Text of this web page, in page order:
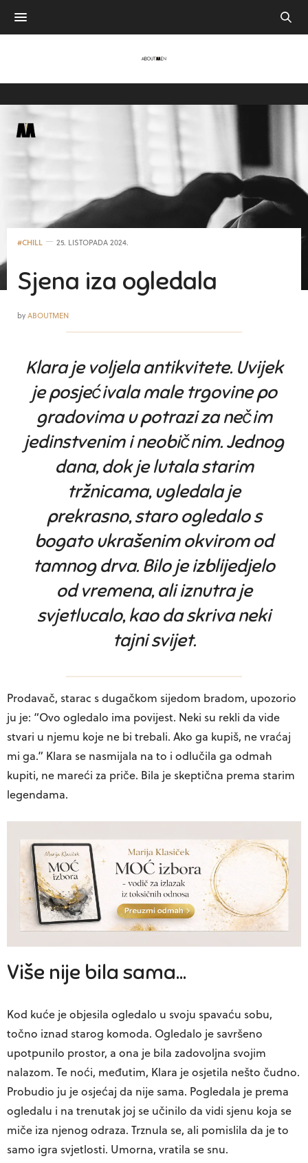
#CHILL 25. LISTOPADA 2024.
Sjena iza ogledala
byABOUTMEN
Klara je voljela antikvitete. Uvijek
je posjećivala male trgovine po
gradovima u potrazi za nečim
jedinstvenim i neobičnim. Jednog
dana, dok je lutala starim
tržnicama, ugledala je
prekrasno, staro ogledalo s
bogato ukrašenim okvirom od
tamnog drva. Bilo je izblijedjelo
od vremena, ali iznutra je
svjetlucalo, kao da skriva neki
tajni svijet.
Prodavač, starac s dugačkom sijedom bradom, upozorio
ju je: “Ovo ogledalo ima povijest. Neki su rekli da vide
stvari u njemu koje ne bi trebali. Ako ga kupiš, ne vraćaj
mi ga.” Klara se nasmijala na to i odlučila ga odmah
kupiti, ne mareći za priče. Bila je skeptična prema starim
legendama.
Više nije bila sama…
Kod kuće je objesila ogledalo u svoju spavaću sobu,
točno iznad starog komoda. Ogledalo je savršeno
upotpunilo prostor, a ona je bila zadovoljna svojim
nalazom. Te noći, međutim, Klara je osjetila nešto čudno.
Probudio ju je osjećaj da nije sama. Pogledala je prema
ogledalu i na trenutak joj se učinilo da vidi sjenu koja se
miče iza njenog odraza. Trznula se, ali pomislila da je to
samo igra svjetlosti. Umorna, vratila se snu.